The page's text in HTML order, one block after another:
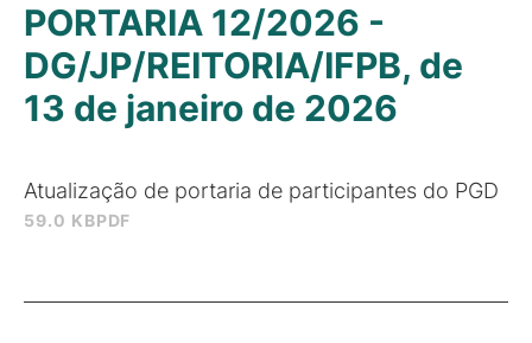
59.0 KBPDF
PORTARIA 12/2026 -
DG/JP/REITORIA/IFPB, de
13 de janeiro de 2026
Atualização de portaria de participantes do PGD